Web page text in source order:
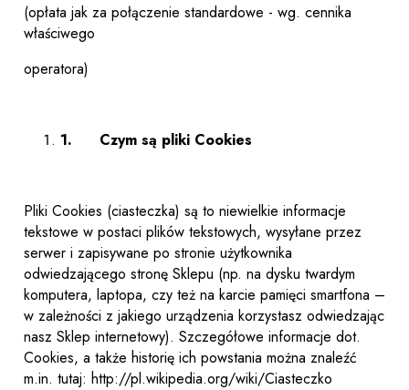
(opłata jak za połączenie standardowe - wg. cennika
właściwego
operatora)
1. Czym są pliki Cookies
Pliki Cookies (ciasteczka) są to niewielkie informacje
tekstowe w postaci plików tekstowych, wysyłane przez
serwer i zapisywane po stronie użytkownika
odwiedzającego stronę Sklepu (np. na dysku twardym
komputera, laptopa, czy też na karcie pamięci smartfona –
w zależności z jakiego urządzenia korzystasz odwiedzając
nasz Sklep internetowy). Szczegółowe informacje dot.
Cookies, a także historię ich powstania można znaleźć
m.in. tutaj: http://pl.wikipedia.org/wiki/Ciasteczko